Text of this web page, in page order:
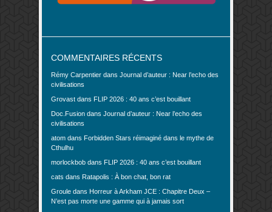
COMMENTAIRES RÉCENTS
Rémy Carpentier dans Journal d’auteur : Near l’echo des
civilisations
Grovast dans FLIP 2026 : 40 ans c’est bouillant
Doc.Fusion dans Journal d’auteur : Near l’echo des
civilisations
atom dans Forbidden Stars réimaginé dans le mythe de
Cthulhu
morlockbob dans FLIP 2026 : 40 ans c’est bouillant
cats dans Ratapolis : À bon chat, bon rat
Groule dans Horreur à Arkham JCE : Chapitre Deux –
N’est pas morte une gamme qui à jamais sort